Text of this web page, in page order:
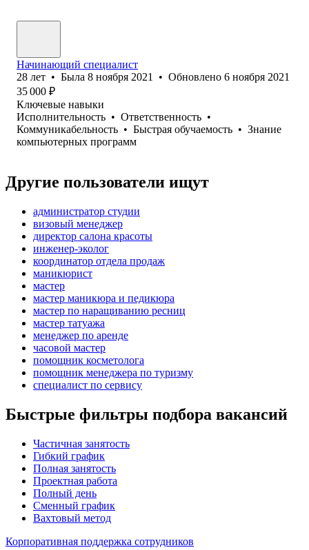
Начинающий специалист
28 лет • Была 8 ноября 2021 • Обновлено 6 ноября 2021
35 000 ₽
Ключевые навыки
Исполнительность • Ответственность •
Коммуникабельность • Быстрая обучаемость • Знание
компьютерных программ
Другие пользователи ищут
администратор студии
визовый менеджер
директор салона красоты
инженер-эколог
координатор отдела продаж
маникюрист
мастер
мастер маникюра и педикюра
мастер по наращиванию ресниц
мастер татуажа
менеджер по аренде
часовой мастер
помощник косметолога
помощник менеджера по туризму
специалист по сервису
Быстрые фильтры подбора вакансий
Частичная занятость
Гибкий график
Полная занятость
Проектная работа
Полный день
Сменный график
Вахтовый метод
Корпоративная поддержка сотрудников